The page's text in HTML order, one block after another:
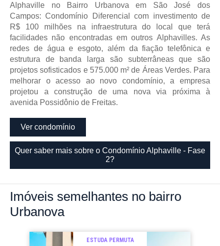
Alphaville no Bairro Urbanova em São José dos
Campos: Condomínio Diferencial com investimento de
R$ 100 milhões na infraestrutura do local que terá
facilidades não encontradas em outros Alphavilles. As
redes de água e esgoto, além da fiação telefônica e
estrutura de banda larga são subterrâneas que são
projetos sofisticados e 575.000 m² de Áreas Verdes. Para
melhorar o acesso ao novo condomínio, a empresa
projetou a construção de uma nova via próxima à
avenida Possidônio de Freitas.
Ver condomínio
Quer saber mais sobre o Condomínio Alphaville - Fase
2?
Imóveis semelhantes no bairro
Urbanova
ESTUDA PERMUTA